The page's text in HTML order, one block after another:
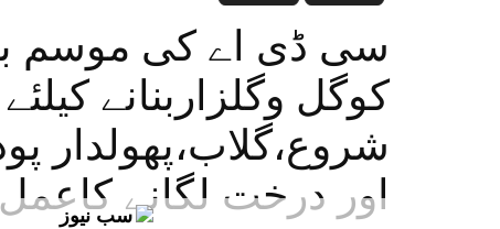
سی ڈی اے کی موسم
کوگل وگلزاربنانے
شروع،گلاب،پھولدار
اور درخت لگانےسب نیوز